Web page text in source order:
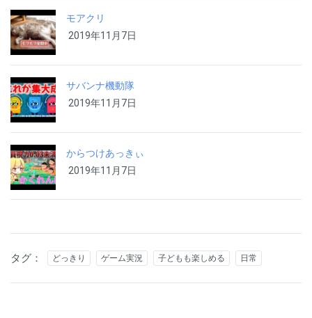
モアクリ
2019年11月7日
サバンナ機動隊
2019年11月7日
からつけあっきぃ
2019年11月7日
タグ： どっきり ゲーム実況 子どもも楽しめる 日常